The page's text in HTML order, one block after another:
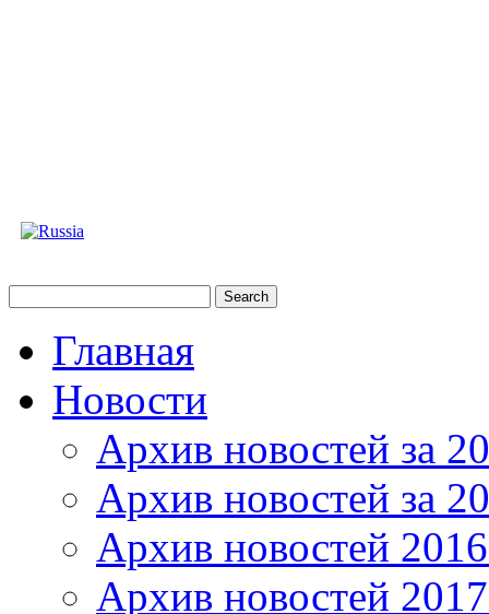
Главная
Новости
Архив новостей за
Архив новостей за
Архив новостей
Архив новостей